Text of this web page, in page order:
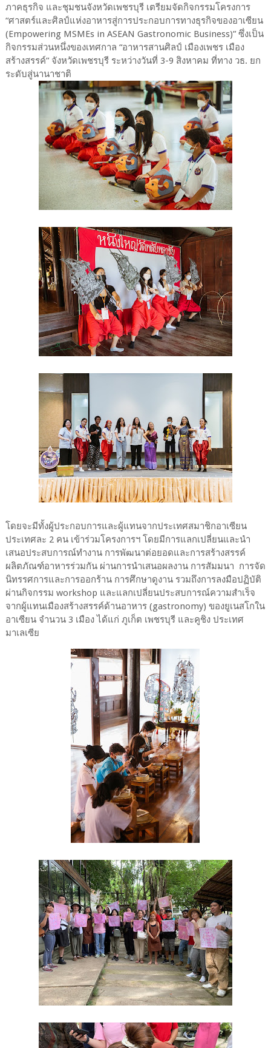
ภาคธุรกิจ และชุมชนจังหวัดเพชรบุรี เตรียมจัดกิจกรรมโครงการ
“ศาสตร์และศิลป์แห่งอาหารสู่การประกอบการทางธุรกิจของอาเซียน
(Empowering MSMEs in ASEAN Gastronomic Business)” ซึ่งเป็น
กิจกรรมส่วนหนึ่งของเทศกาล “อาหารสานศิลป์ เมืองเพชร เมือง
สร้างสรรค์” จังหวัดเพชรบุรี ระหว่างวันที่ 3-9 สิงหาคม ที่ทาง วธ. ยก
ระดับสู่นานาชาติ
โดยจะมีทั้งผู้ประกอบการและผู้แทนจากประเทศสมาชิกอาเซียน
ประเทศละ 2 คน เข้าร่วมโครงการฯ โดยมีการแลกเปลี่ยนและนำ
เสนอประสบการณ์ทำงาน การพัฒนาต่อยอดและการสร้างสรรค์
ผลิตภัณฑ์อาหารร่วมกัน ผ่านการนำเสนอผลงาน การสัมมนา การจัด
นิทรรศการและการออกร้าน การศึกษาดูงาน รวมถึงการลงมือปฏิบัติ
ผ่านกิจกรรม workshop และแลกเปลี่ยนประสบการณ์ความสำเร็จ
จากผู้แทนเมืองสร้างสรรค์ด้านอาหาร (gastronomy) ของยูเนสโกใน
อาเซียน จำนวน 3 เมือง ได้แก่ ภูเก็ต เพชรบุรี และคูชิง ประเทศ
มาเลเซีย